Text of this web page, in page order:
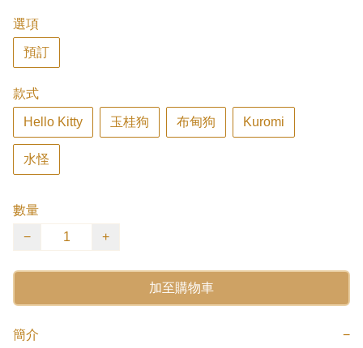
選項
預訂
款式
Hello Kitty 玉桂狗 布甸狗 Kuromi
水怪
數量
−
+
加至購物車
簡介 −